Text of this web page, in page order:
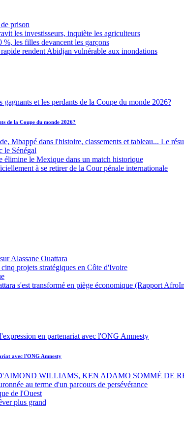
prison
les investisseurs, inquiète les agriculteurs
%, les filles devancent les garçons
rendent Abidjan vulnérable aux inondations
de la Coupe du monde 2026?
Mbappé dans l'histoire, classements et tableau... Le
le Sénégal
élimine le Mexique dans un match historique
à se retirer de la Cour pénale internationale
Alassane Ouattara
projets stratégiques en Côte d'Ivoire
s'est transformé en piège économique (Rapport
avec l'ONG Amnesty
WILLIAMS, KEN ADAMO SOMMÉ DE
au terme d'un parcours de persévérance
de l'Ouest
plus grand